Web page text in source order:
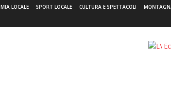
LOCALE SPORT LOCALE CULTURA E SPETTACOLI